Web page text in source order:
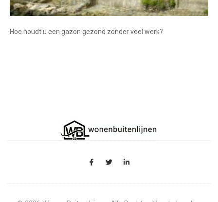
Hoe houdt u een gazon gezond zonder veel werk?